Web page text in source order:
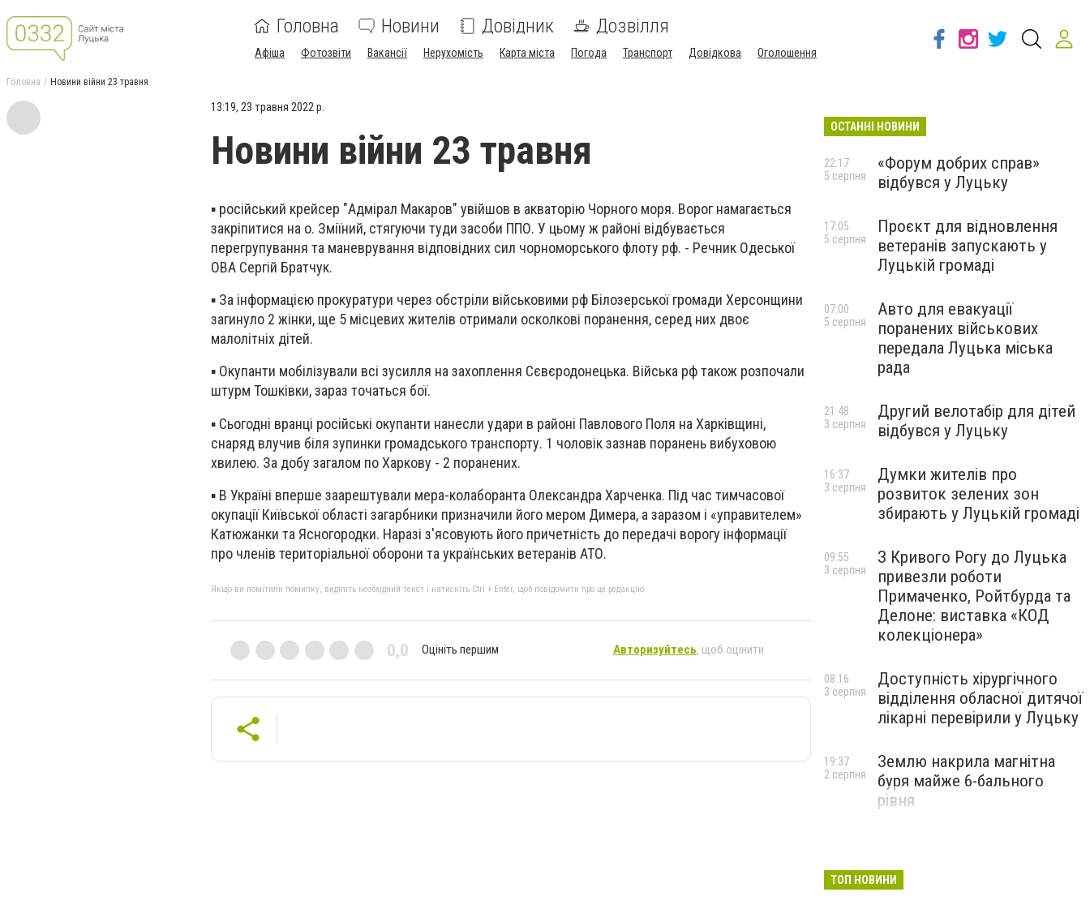
Головна Новини Довідник Дозвілля
Афіша Фотозвіти Вакансії Нерухомість Карта міста Погода Транспорт Довідкова Оголошення
Головна Новини війни 23 травня
13:19, 23 травня 2022 р.
Новини війни 23 травня
▪️ російський крейсер "Адмірал Макаров" увійшов в акваторію Чорного моря. Ворог намагається
закріпитися на о. Зміїний, стягуючи туди засоби ППО. У цьому ж районі відбувається
перегрупування та маневрування відповідних сил чорноморського флоту рф. - Речник Одеської
ОВА Сергій Братчук.
▪️ За інформацією прокуратури через обстріли військовими рф Білозерської громади Херсонщини
загинуло 2 жінки, ще 5 місцевих жителів отримали осколкові поранення, серед них двоє
малолітніх дітей.
▪️ Окупанти мобілізували всі зусилля на захоплення Сєвєродонецька. Війська рф також розпочали
штурм Тошківки, зараз точаться бої.
▪️ Сьогодні вранці російські окупанти нанесли удари в районі Павлового Поля на Харківщині,
снаряд влучив біля зупинки громадського транспорту. 1 чоловік зазнав поранень вибуховою
хвилею. За добу загалом по Харкову - 2 поранених.
▪️ В Україні вперше заарештували мера-колаборанта Олександра Харченка. Під час тимчасової
окупації Київської області загарбники призначили його мером Димера, а заразом і «управителем»
Катюжанки та Ясногородки. Наразі з'ясовують його причетність до передачі ворогу інформації
про членів територіальної оборони та українських ветеранів АТО.
Якщо ви помітили помилку, виділіть необхідний текст і натисніть Ctrl + Enter, щоб повідомити про це редакцію
0,0 Оцініть першим Авторизуйтесь, щоб оцінити
ОСТАННІ НОВИНИ
«Форум добрих справ»
відбувся у Луцьку
22:17
5 серпня
Проєкт для відновлення
ветеранів запускають у
Луцькій громаді
17:05
5 серпня
Авто для евакуації
поранених військових
передала Луцька міська
рада
07:00
5 серпня
Другий велотабір для дітей
відбувся у Луцьку
21:48
3 серпня
Думки жителів про
розвиток зелених зон
збирають у Луцькій громаді
16:37
3 серпня
З Кривого Рогу до Луцька
привезли роботи
Примаченко, Ройтбурда та
Делоне: виставка «КОД
колекціонера»
09:55
3 серпня
Доступність хірургічного
відділення обласної дитячої
лікарні перевірили у Луцьку
08:16
3 серпня
Землю накрила магнітна
буря майже 6-бального
рівня
19:37
2 серпня
ТОП НОВИНИ